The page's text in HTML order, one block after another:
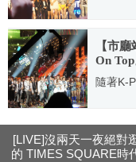
2011.08.04
【市
On
目暫停
隨著K-
[LIVE]沒兩天一夜絕對
的 TIMES SQUARE時